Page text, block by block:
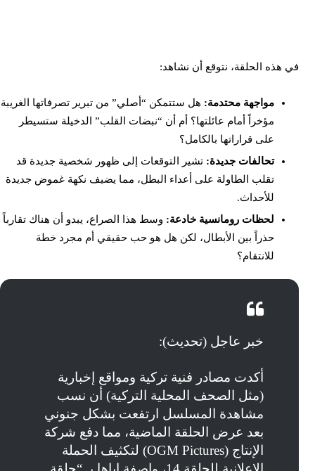
هذه الحلقة، نتوقع أن نشاهد:
مواجهة محتدمة:هل ستتمكن “أصلي” من تبرير تصرفاتها الغريبة
مؤخراً أمام عائلتها؟ أم أن “نبضات القلب” الدخيلة ستسيطر
على قراراتها بالكامل؟
تحالفات جديدة:تشير التوقعات إلى ظهور شخصية جديدة قد
تقلب الطاولة على أعداء البطل، مما يضيف نكهة غموض جديدة
للأحداث.
لحظات رومانسية خادعة:وسط هذا الصراع، يبدو أن هناك تقارباً
حذراً بين الأبطال، لكن هل هو حب حقيقي أم مجرد خطة
للانتقام؟
خبر عاجل (تحديث):
أكدت مصادر فنية تركية ومواقع إخبارية
(مثل الصحف المحلية التركية) أن نسب
مشاهدة المسلسل ارتفعت بشكل جنوني
بعد عرض الحلقة الماضية، مما دفع شركة
الإنتاج (OGM Pictures) لتكثيف الحملة